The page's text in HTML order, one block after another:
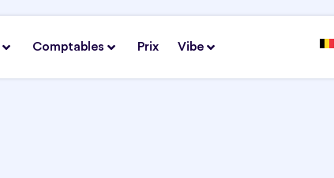
Comptables Prix Vibe